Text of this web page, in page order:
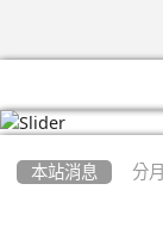
本站消息 分